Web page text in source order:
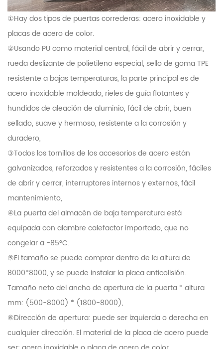
①Hay dos tipos de puertas correderas: acero inoxidable y
placas de acero de color.
②Usando PU como material central, fácil de abrir y cerrar,
rueda deslizante de polietileno especial, sello de goma TPE
resistente a bajas temperaturas, la parte principal es de
acero inoxidable moldeado, rieles de guía flotantes y
hundidos de aleación de aluminio, fácil de abrir, buen
sellado, suave y hermoso, resistente a la corrosión y
duradero,
③Todos los tornillos de los accesorios de acero están
galvanizados, reforzados y resistentes a la corrosión, fáciles
de abrir y cerrar, interruptores internos y externos, fácil
mantenimiento,
④La puerta del almacén de baja temperatura está
equipada con alambre calefactor importado, que no
congelar a -85°C.
⑤El tamaño se puede comprar dentro de la altura de
8000*8000, y se puede instalar la placa anticolisión.
Tamaño neto del ancho de apertura de la puerta * altura
mm: (500-8000) * (1800-8000),
⑥Dirección de apertura: puede ser izquierda o derecha en
cualquier dirección. El material de la placa de acero puede